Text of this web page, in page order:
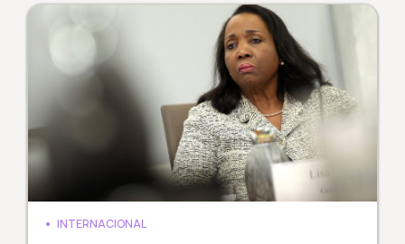
INTERNACIONAL